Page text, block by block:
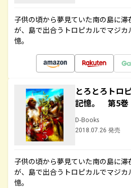
子供の頃から夢見ていた南の島に
が、島で出合うトロピカルでマジ
憶。
とろとろトロ
記憶。 第5巻
D-Books
2018.07.26 発売
子供の頃から夢見ていた南の島に
が、島で出合うトロピカルでマジ
憶。